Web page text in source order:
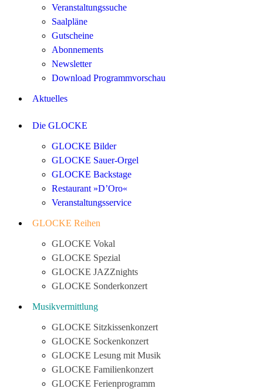
Veranstaltungssuche
Saalpläne
Gutscheine
Abonnements
Newsletter
Download Programmvorschau
Aktuelles
Die GLOCKE
GLOCKE Bilder
GLOCKE Sauer-Orgel
GLOCKE Backstage
Restaurant »D’Oro«
Veranstaltungsservice
GLOCKE Reihen
GLOCKE Vokal
GLOCKE Spezial
GLOCKE JAZZnights
GLOCKE Sonderkonzert
Musikvermittlung
GLOCKE Sitzkissenkonzert
GLOCKE Sockenkonzert
GLOCKE Lesung mit Musik
GLOCKE Familienkonzert
GLOCKE Ferienprogramm